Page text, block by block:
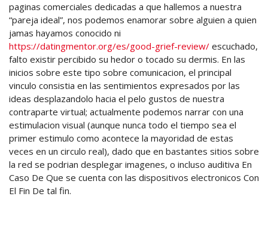
paginas comerciales dedicadas a que hallemos a nuestra
“pareja ideal”, nos podemos enamorar sobre alguien a quien
jamas hayamos conocido ni
https://datingmentor.org/es/good-grief-review/ escuchado,
falto existir percibido su hedor o tocado su dermis. En las
inicios sobre este tipo sobre comunicacion, el principal
vinculo consistia en las sentimientos expresados por las
ideas desplazandolo hacia el pelo gustos de nuestra
contraparte virtual; actualmente podemos narrar con una
estimulacion visual (aunque nunca todo el tiempo sea el
primer estimulo como acontece la mayoridad de estas
veces en un circulo real), dado que en bastantes sitios sobre
la red se podrian desplegar imagenes, o incluso auditiva En
Caso De Que se cuenta con las dispositivos electronicos Con
El Fin De tal fin.